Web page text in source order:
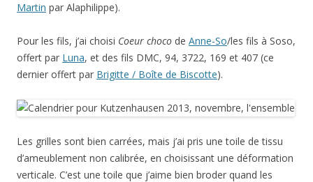
Martin par Alaphilippe).
Pour les fils, j’ai choisi Coeur choco de Anne-So/les fils à Soso,
offert par Luna, et des fils DMC, 94, 3722, 169 et 407 (ce
dernier offert par Brigitte / Boîte de Biscotte).
Les grilles sont bien carrées, mais j’ai pris une toile de tissu
d’ameublement non calibrée, en choisissant une déformation
verticale. C’est une toile que j’aime bien broder quand les